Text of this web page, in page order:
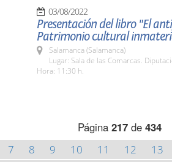
03/08/2022
Presentación del libro "El
Patrimonio cultural
Salamanca (Salamanca)
Lugar: Sala de las Comarcas.
Hora: 11:30 h.
Página 217de 434
7 8 9 10 11 12 13